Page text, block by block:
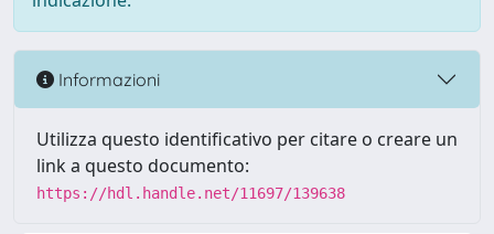
Informazioni
Utilizza questo identificativo per citare o creare un
link a questo documento:
https://hdl.handle.net/11697/139638